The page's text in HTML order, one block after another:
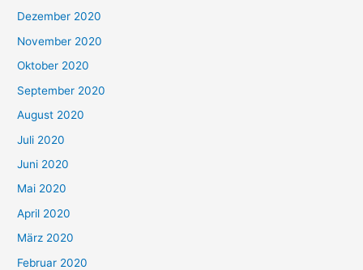
Dezember 2020
November 2020
Oktober 2020
September 2020
August 2020
Juli 2020
Juni 2020
Mai 2020
April 2020
März 2020
Februar 2020